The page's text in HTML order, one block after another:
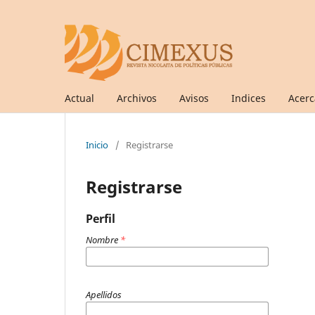
Actual Archivos Avisos Indices
Inicio / Registrarse
Registrarse
Perfil
Nombre *
Apellidos